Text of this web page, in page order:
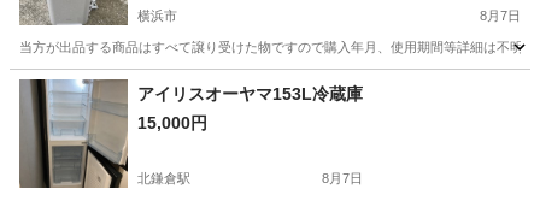
横浜市 8月7日
当方が出品する商品はすべて譲り受けた物ですので購入年月、使用期間等詳細は不明
神奈川 横浜市 家電
アイリスオーヤマ153L冷蔵庫
15,000円
北鎌倉駅 8月7日